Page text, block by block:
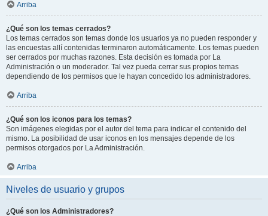
Arriba
¿Qué son los temas cerrados?
Los temas cerrados son temas donde los usuarios ya no pueden responder y
las encuestas allí contenidas terminaron automáticamente. Los temas pueden
ser cerrados por muchas razones. Esta decisión es tomada por La
Administración o un moderador. Tal vez pueda cerrar sus propios temas
dependiendo de los permisos que le hayan concedido los administradores.
Arriba
¿Qué son los iconos para los temas?
Son imágenes elegidas por el autor del tema para indicar el contenido del
mismo. La posibilidad de usar iconos en los mensajes depende de los
permisos otorgados por La Administración.
Arriba
Niveles de usuario y grupos
¿Qué son los Administradores?